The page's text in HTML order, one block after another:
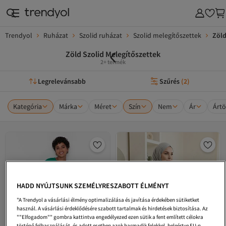
Trendyol Ruházat Szolid ruházat Szolid melegítőszettek
Zöld Szolid Melegítőszettek
2+ termék
Legrelevánsabb Szűrés (2)
Kategória Márka Méret Szín Nem Ár
HADD NYÚJTSUNK SZEMÉLYRESZABOTT ÉLMÉNYT
"A Trendyol a vásárlási élmény optimalizálása és javítása érdekében sütiketket
használ. A vásárlási érdeklődésére szabott tartalmak és hirdetések biztosítása. Az
""Elfogadom"" gombra kattintva engedélyezed ezen sütik a fent említett célokra